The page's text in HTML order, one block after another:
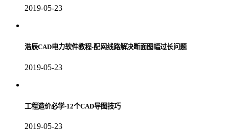
2019-05-23
浩辰CAD电力软件教程-配网线路解决断面图幅过长问题
2019-05-23
工程造价必学-12个CAD导图技巧
2019-05-23